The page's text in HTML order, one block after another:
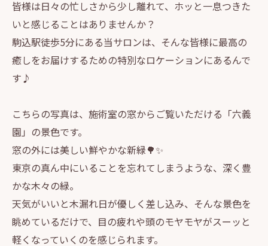
皆様は日々の忙しさから少し離れて、ホッと一息つきた
いと感じることはありませんか？
駒込駅徒歩5分にある当サロンは、そんな皆様に最高の
癒しをお届けするための特別なロケーションにあるんで
す♪
こちらの写真は、施術室の窓からご覧いただける「六義
園」の景色です。
窓の外には美しい鮮やかな新緑🌳✨
東京の真ん中にいることを忘れてしまうような、深く豊
かな木々の緑。
天気がいいと木漏れ日が優しく差し込み、そんな景色を
眺めているだけで、目の疲れや頭のモヤモヤがスーッと
軽くなっていくのを感じられます。